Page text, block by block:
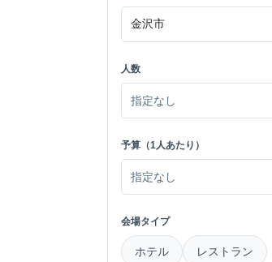
人数
予算（1人あたり）
会場タイプ
ホテル レストラン